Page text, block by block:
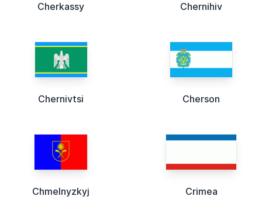
Cherkassy Chernihiv
Chernivtsi Cherson
Chmelnyzkyj Crimea